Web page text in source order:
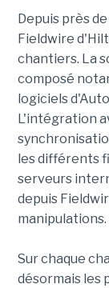
Depuis près
Fieldwire
chantiers. La
composé
logiciels
L'intégration
les différents
serveurs
depuis
manipulations.
Sur chaque
désormais les